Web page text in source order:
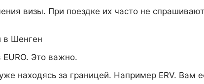
визы. При поездке их часто не
Это важно.
находясь за границей. Например ERV. Вам